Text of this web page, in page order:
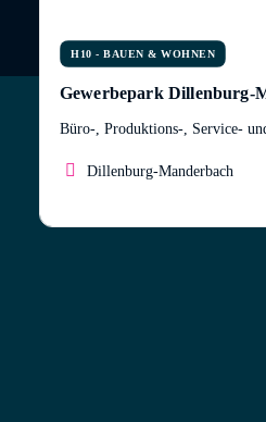
H10 - BAUEN & WOHNEN
Gewerbepark Dillenburg-
Büro-, Produktions-, Service-
Dillenburg-Manderbach